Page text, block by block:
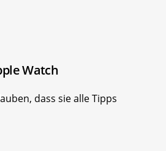
Watch
dass sie alle Tipps